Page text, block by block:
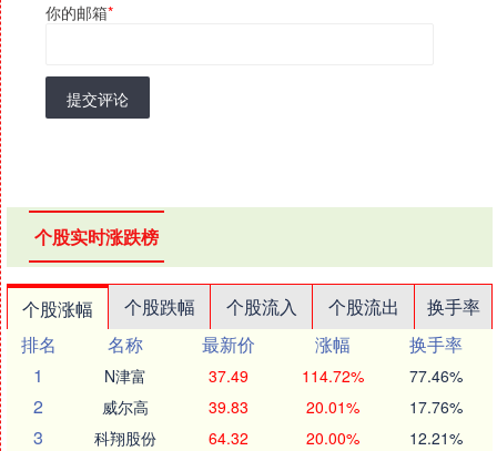
你的邮箱*
提交评论
个股实时涨跌榜
个股涨幅 个股跌幅 个股流入 个股流出
换手率
排名
名称 最新价 涨幅
换手率
1
N津富 37.49 114.72% 77.46%
2 威尔高 39.83 20.01% 17.76%
3 科翔股份 64.32 20.00% 12.21%